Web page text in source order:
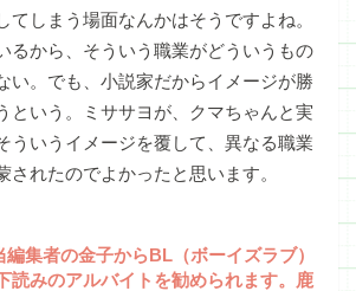
てしまう場面なんかはそうですよね。
るから、そういう職業がどういうもの
い。でも、小説家だからイメージが勝
という。ミササヨが、クマちゃんと実
ういうイメージを覆して、異なる職業
されたのでよかったと思います。
集者の金子からBL（ボーイズラブ）
読みのアルバイトを勧められます。鹿